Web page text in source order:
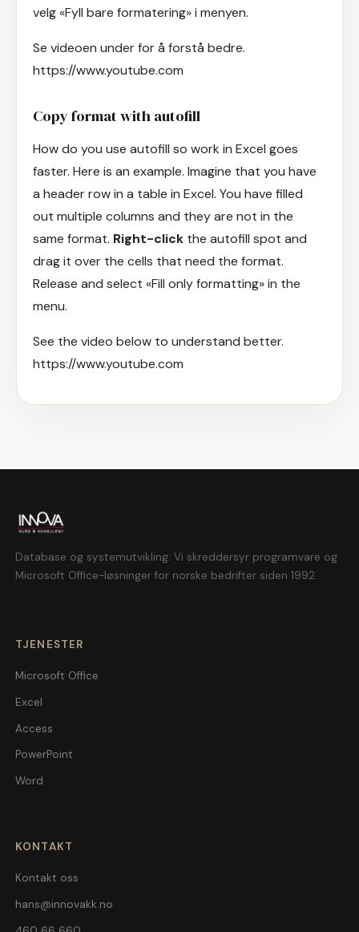
velg «Fyll bare formatering» i menyen.
Se videoen under for å forstå bedre.
https://www.youtube.com
Copy format with autofill
How do you use autofill so work in Excel goes
faster. Here is an example. Imagine that you have
a header row in a table in Excel. You have filled
out multiple columns and they are not in the
same format. Right-click the autofill spot and
drag it over the cells that need the format.
Release and select «Fill only formatting» in the
menu.
See the video below to understand better.
https://www.youtube.com
Database og systemutvikling. Vi skreddersyr programvare og
Microsoft Office-løsninger for norske bedrifter siden 1992.
TJENESTER
Microsoft Office
Excel
Access
PowerPoint
Word
KONTAKT
Kontakt oss
hans@innovakk.no